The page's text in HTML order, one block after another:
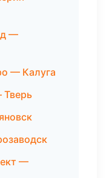
—
— Калуга
Тверь
—